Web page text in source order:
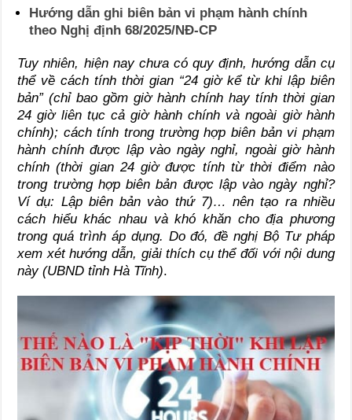
Hướng dẫn ghi biên bản vi phạm hành chính
theo Nghị định 68/2025/NĐ-CP
Tuy nhiên, hiện nay chưa có quy định, hướng dẫn cụ
thể về cách tính thời gian “24 giờ kể từ khi lập biên
bản” (chỉ bao gồm giờ hành chính hay tính thời gian
24 giờ liên tục cả giờ hành chính và ngoài giờ hành
chính); cách tính trong trường hợp biên bản vi phạm
hành chính được lập vào ngày nghỉ, ngoài giờ hành
chính (thời gian 24 giờ được tính từ thời điểm nào
trong trường hợp biên bản được lập vào ngày nghỉ?
Ví dụ: Lập biên bản vào thứ 7)… nên tạo ra nhiều
cách hiểu khác nhau và khó khăn cho địa phương
trong quá trình áp dụng. Do đó, đề nghị Bộ Tư pháp
xem xét hướng dẫn, giải thích cụ thể đối với nội dung
này (UBND tỉnh Hà Tĩnh).